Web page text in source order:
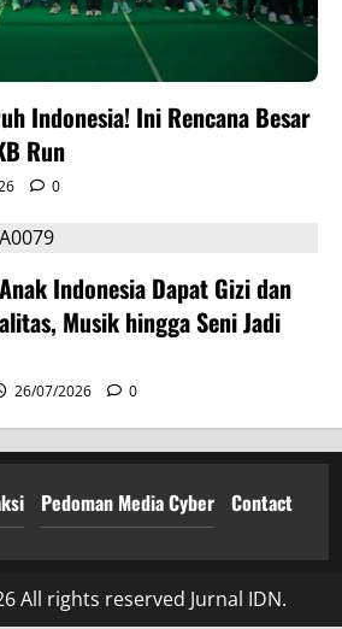
Indonesia! Ini Rencana Besar
Run
0
Indonesia Dapat Gizi dan
Musik hingga Seni Jadi
26/07/2026 0
Pedoman Media Cyber Contact
All rights reserved Jurnal IDN.